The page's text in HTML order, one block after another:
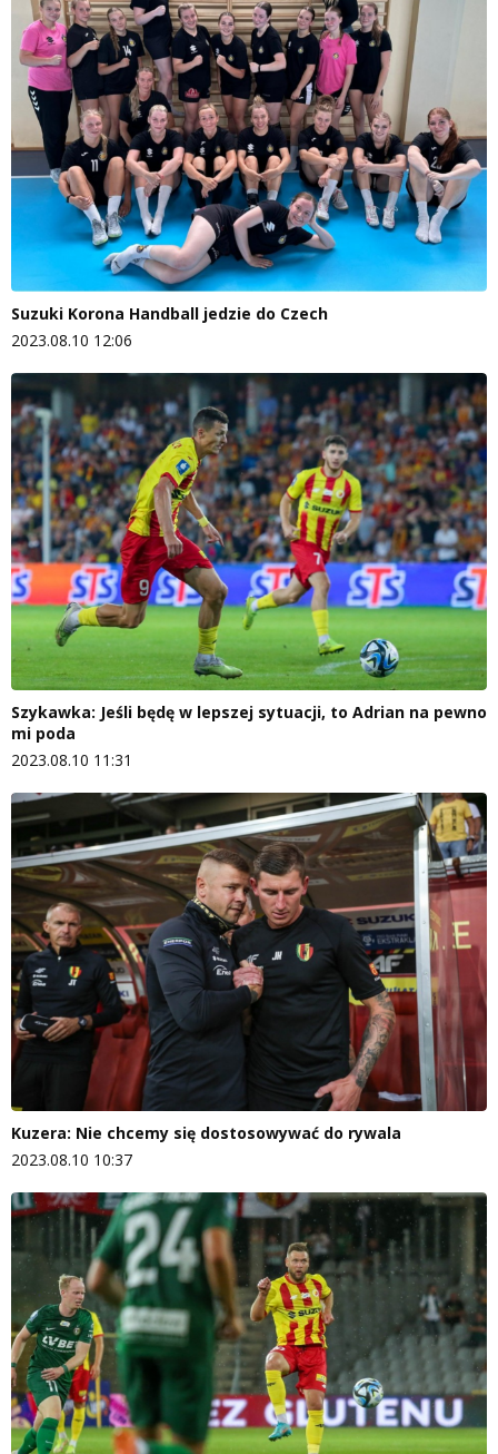
Suzuki Korona Handball jedzie do Czech
2023.08.10 12:06
Szykawka: Jeśli będę w lepszej sytuacji, to Adrian na pewno
mi poda
2023.08.10 11:31
Kuzera: Nie chcemy się dostosowywać do rywala
2023.08.10 10:37